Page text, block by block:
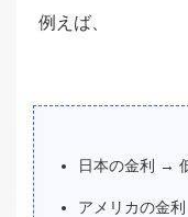
例えば、
日本の金利 →
アメリカの金